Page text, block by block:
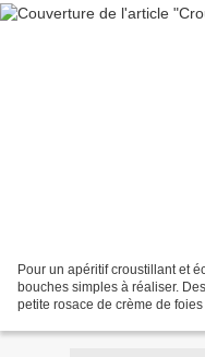
Pour un apéritif croustillant et
bouches simples à réaliser.
petite rosace de crème de